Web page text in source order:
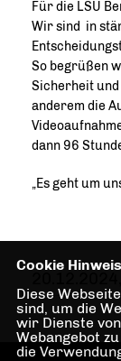
Für die LSU
Wir sind in
So begrüßen
Sicherheit
anderem die
dann 96
Es geht um
Cookie Hinweis
Diese
sind, um die
wir Dienste
Webangebot
die